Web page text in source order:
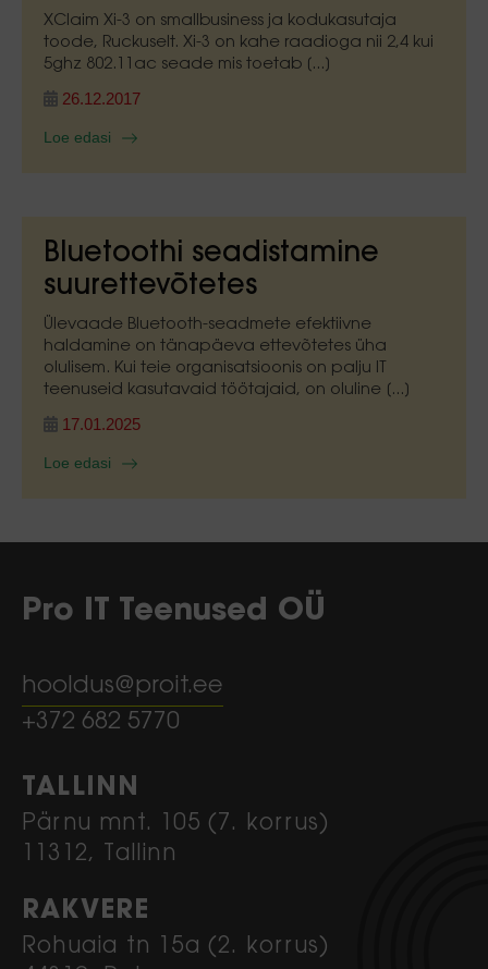
XClaim Xi-3 on smallbusiness ja kodukasutaja
toode, Ruckuselt. Xi-3 on kahe raadioga nii 2,4 kui
5ghz 802.11ac seade mis toetab [...]
26.12.2017
Loe edasi
Bluetoothi seadistamine
suurettevõtetes
Ülevaade Bluetooth-seadmete efektiivne
haldamine on tänapäeva ettevõtetes üha
olulisem. Kui teie organisatsioonis on palju IT
teenuseid kasutavaid töötajaid, on oluline [...]
17.01.2025
Loe edasi
Pro IT Teenused OÜ
hooldus@proit.ee
+372 682 5770
TALLINN
Pärnu mnt. 105 (7. korrus)
11312, Tallinn
RAKVERE
Rohuaia tn 15a (2. korrus)